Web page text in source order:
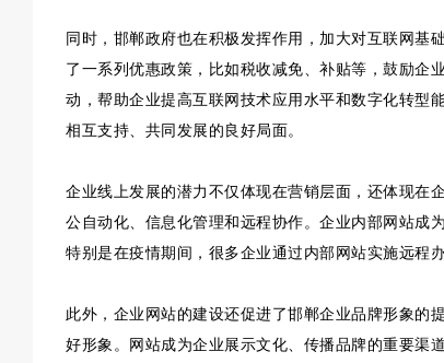
同时，邯郸政府也在积极发挥作用，加大对互联网基
了一系列优惠政策，比如税收减免、补贴等，鼓励企
动，帮助企业提高互联网技术应用水平和数字化转型
相互支持、共同发展的良好局面。
企业线上发展的潜力不仅体现在营销层面，还体现在
公自动化、信息化管理和远程协作。企业内部网站成
特别是在疫情期间，很多企业通过内部网站实施远程
此外，企业网站的建设还促进了邯郸企业品牌形象的
好形象。网站成为企业展示文化、传播品牌的重要渠